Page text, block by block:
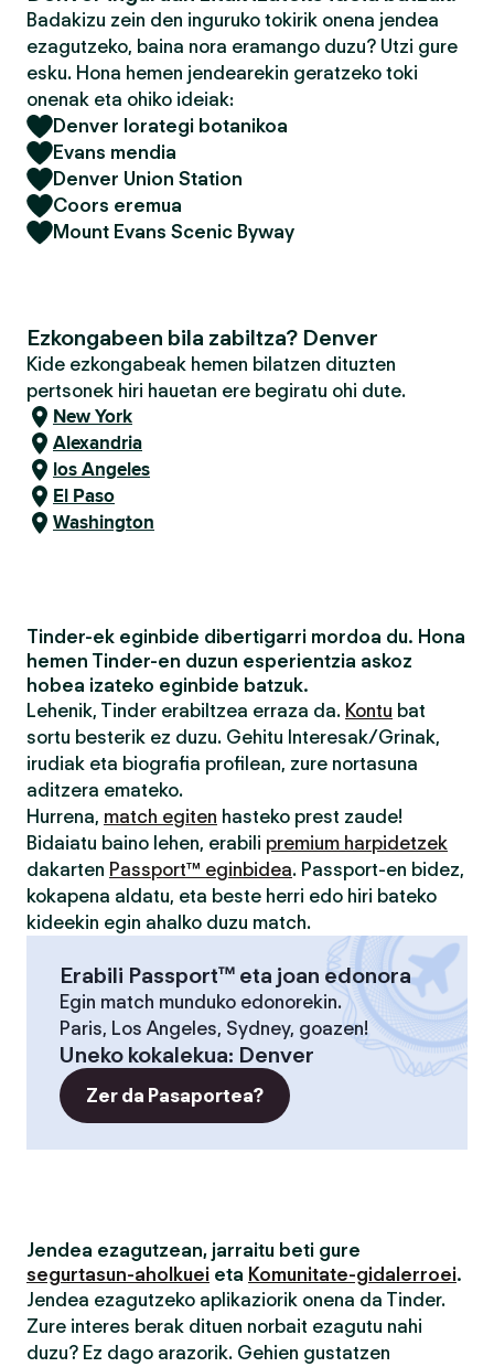
Badakizu zein den inguruko tokirik onena jendea
ezagutzeko, baina nora eramango duzu? Utzi gure
esku. Hona hemen jendearekin geratzeko toki
onenak eta ohiko ideiak:
Denver lorategi botanikoa
Evans mendia
Denver Union Station
Coors eremua
Mount Evans Scenic Byway
Ezkongabeen bila zabiltza? Denver
Kide ezkongabeak hemen bilatzen dituzten
pertsonek hiri hauetan ere begiratu ohi dute.
New York
Alexandria
los Angeles
El Paso
Washington
Tinder-ek eginbide dibertigarri mordoa du. Hona
hemen Tinder-en duzun esperientzia askoz
hobea izateko eginbide batzuk.
Lehenik, Tinder erabiltzea erraza da. Kontu bat
sortu besterik ez duzu. Gehitu Interesak/Grinak,
irudiak eta biografia profilean, zure nortasuna
aditzera emateko.
Hurrena, match egiten hasteko prest zaude!
Bidaiatu baino lehen, erabili premium harpidetzek
dakarten Passport™ eginbidea. Passport-en bidez,
kokapena aldatu, eta beste herri edo hiri bateko
kideekin egin ahalko duzu match.
Erabili Passport™ eta joan edonora
Egin match munduko edonorekin.
Paris, Los Angeles, Sydney, goazen!
Uneko kokalekua: Denver
Zer da Pasaportea?
Jendea ezagutzean, jarraitu beti gure
segurtasun-aholkuei eta Komunitate-gidalerroei.
Jendea ezagutzeko aplikaziorik onena da Tinder.
Zure interes berak dituen norbait ezagutu nahi
duzu? Ez dago arazorik. Gehien gustatzen